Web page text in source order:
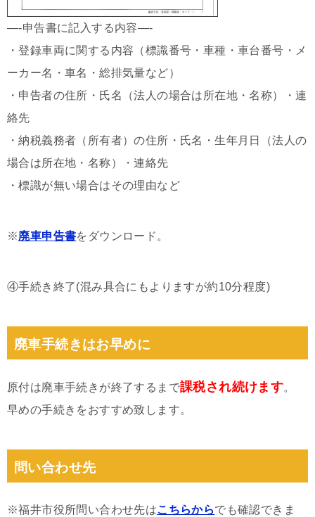
—-申告書に記入する内容—-
・登録車両に関する内容（標識番号・車種・車台番号・メ
ーカー名・車名・総排気量など）
・申告者の住所・氏名（法人の場合は所在地・名称）・連
絡先
・納税義務者（所有者）の住所・氏名・生年月日（法人の
場合は所在地・名称）・連絡先
・標識が無い場合はその理由など
※廃車申告書をダウンロード。
④手続き終了(混み具合にもよりますが約10分程度)
廃車手続きはお早めに
原付は廃車手続きが終了するまで課税され続けます。
早めの手続きをおすすめ致します。
問い合わせ先
※福井市役所問い合わせ先はこちらからでも確認できま